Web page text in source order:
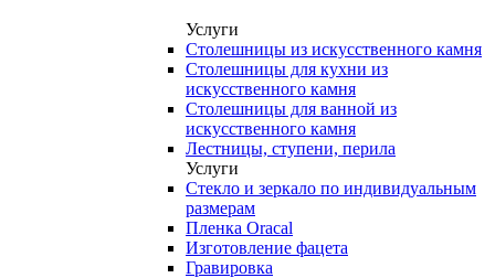
Услуги
Столешницы из искусственного камня
Столешницы для кухни из
искусственного камня
Столешницы для ванной из
искусственного камня
Лестницы, ступени, перила
Услуги
Стекло и зеркало по индивидуальным
размерам
Пленка Oracal
Изготовление фацета
Гравировка